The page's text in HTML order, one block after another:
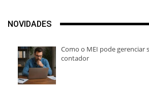
NOVIDADES
Como o MEI pode gerenciar
contador